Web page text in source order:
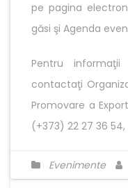
pe pagina
găsi şi Agenda
Pentru
contactaţi
Promovare a
(+373) 22 27 36
Evenimente